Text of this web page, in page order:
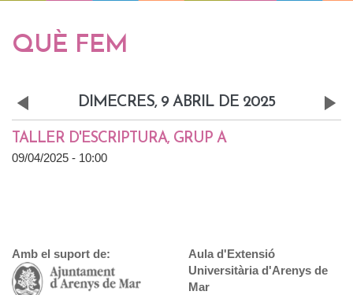
Pestanyes primàries
QUÈ FEM
DIMECRES, 9 ABRIL DE 2025
«
Prev
Next
»
TALLER D'ESCRIPTURA, GRUP A
09/04/2025 - 10:00
Amb el suport de:
Aula d'Extensió
Universitària d'Arenys de
Mar